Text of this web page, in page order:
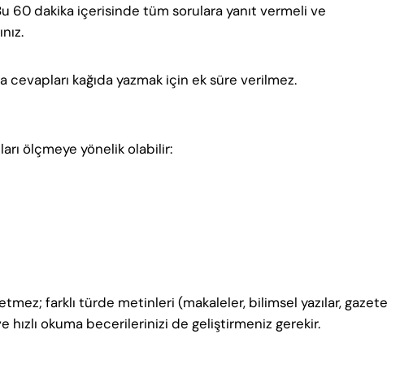
60 dakika içerisinde tüm sorulara yanıt vermeli ve
cevapları kağıda yazmak için ek süre verilmez.
ölçmeye yönelik olabilir:
farklı türde metinleri (makaleler, bilimsel yazılar, gazete
hızlı okuma becerilerinizi de geliştirmeniz gerekir.